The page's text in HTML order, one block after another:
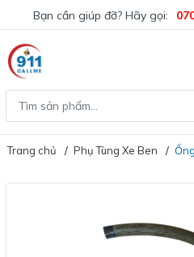
Bạn cần giúp đỡ? Hãy gọi:
Trang chủ Phụ Tùng Xe Ben